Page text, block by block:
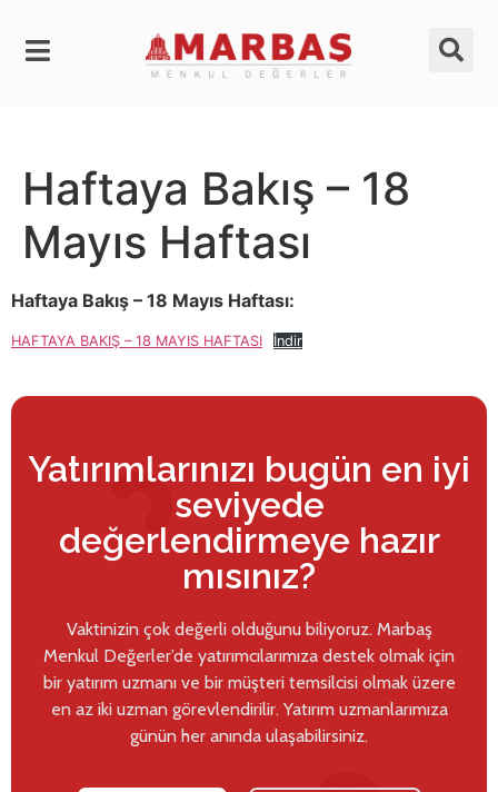
Haftaya Bakış – 18
Mayıs Haftası
Haftaya Bakış – 18 Mayıs Haftası:
HAFTAYA BAKIŞ – 18 MAYIS HAFTASI İndir
Yatırımlarınızı bugün en iyi
seviyede
değerlendirmeye hazır
mısınız?
Vaktinizin çok değerli olduğunu biliyoruz. Marbaş
Menkul Değerler’de yatırımcılarımıza destek olmak için
bir yatırım uzmanı ve bir müşteri temsilcisi olmak üzere
en az iki uzman görevlendirilir. Yatırım uzmanlarımıza
günün her anında ulaşabilirsiniz.